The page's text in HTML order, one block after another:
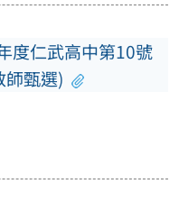
度仁武高中第10號
甄選)